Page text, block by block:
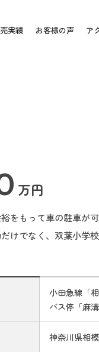
実績 お客様の声 ア
万円
をもって車の駐車が可
けでなく、双葉小学
小田急線「
バス停「麻
神奈川県相